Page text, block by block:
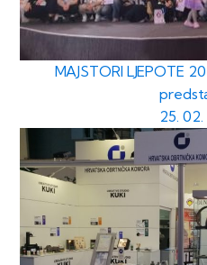
MAJSTORI LJEPOTE
25.